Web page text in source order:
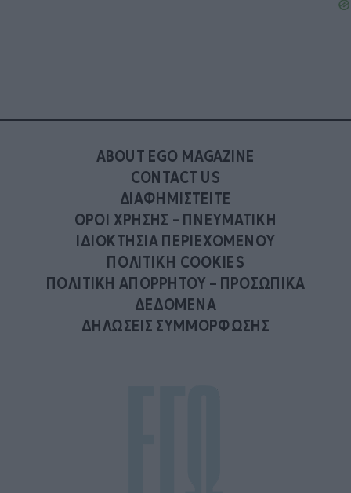
ABOUT EGO MAGAZINE
CONTACT US
ΔΙΑΦΗΜΙΣΤΕΙΤΕ
ΟΡΟΙ ΧΡΗΣΗΣ – ΠΝΕΥΜΑΤΙΚΗ
ΙΔΙΟΚΤΗΣΙΑ ΠΕΡΙΕΧΟΜΕΝΟΥ
ΠΟΛΙΤΙΚΗ COOKIES
ΠΟΛΙΤΙΚΗ ΑΠΟΡΡΗΤΟΥ – ΠΡΟΣΩΠΙΚΑ
ΔΕΔΟΜΕΝΑ
ΔΗΛΩΣΕΙΣ ΣΥΜΜΟΡΦΩΣΗΣ